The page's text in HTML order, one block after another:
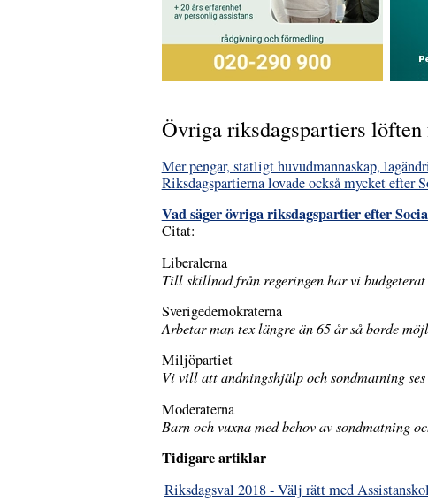
Övriga riksdagspartiers löften
Mer pengar, statligt huvudmannaskap,
Riksdagspartierna lovade också mycket efter
Vad säger övriga riksdagspartier efter
Citat:
Liberalerna
Till skillnad från regeringen har vi
Sverigedemokraterna
Arbetar man tex längre än 65 år så borde
Miljöpartiet
Vi vill att andningshjälp och sondmatning
Moderaterna
Barn och vuxna med behov av sondmatning
Tidigare artiklar
Riksdagsval 2018 - Välj rätt med